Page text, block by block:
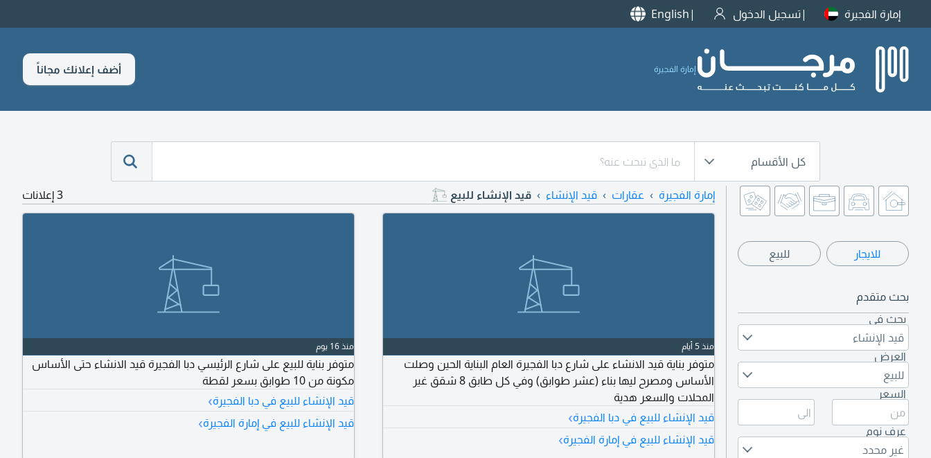
إمارة الفجيرة تسجيل الدخول English
إمارة الفجيرة أضف إعلانك مجاناً
كل الأقسام
للايجار للبيع
بحث متقدم
بحث في
قيد الإنشاء
العرض
للبيع
السعر
عرف نوم
غير محدد
إمارة الفجيرة عقارات قيد الإنشاء قيد الإنشاء للبيع 3 إعلانات
منذ 5 أيام
متوفر بناية قيد الانشاء على شارع دبا الفجيرة العام البناية الحين وصلت
الأساس ومصرح ليها بناء (عشر طوابق) وفي كل طابق 8 شقق غير
المحلات والسعر هدية
قيد الإنشاء للبيع في دبا الفجيرة›
قيد الإنشاء للبيع في إمارة الفجيرة›
منذ 16 يوم
متوفر بناية للبيع على شارع الرئيسي دبا الفجيرة قيد الانشاء حتى الأساس
مكونة من 10 طوابق بسعر لقطة
قيد الإنشاء للبيع في دبا الفجيرة›
قيد الإنشاء للبيع في إمارة الفجيرة›